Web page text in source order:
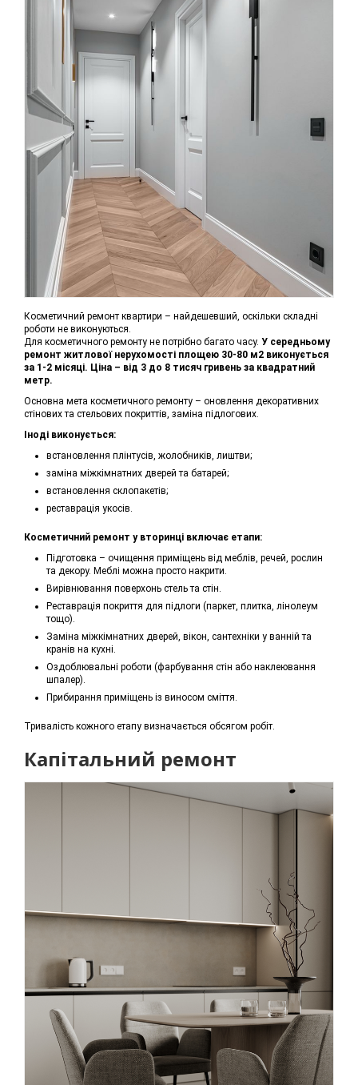
Косметичний ремонт квартири – найдешевший, оскільки складні
роботи не виконуються.
Для косметичного ремонту не потрібно багато часу. У середньому
ремонт житлової нерухомості площею 30-80 м2 виконується
за 1-2 місяці. Ціна – від 3 до 8 тисяч гривень за квадратний
метр.
Основна мета косметичного ремонту – оновлення декоративних
стінових та стельових покриттів, заміна підлогових.
Іноді виконується:
встановлення плінтусів, жолобників, лиштви;
заміна міжкімнатних дверей та батарей;
встановлення склопакетів;
реставрація укосів.
Косметичний ремонт у вторинці включає етапи:
Підготовка – очищення приміщень від меблів, речей, рослин
та декору. Меблі можна просто накрити.
Вирівнювання поверхонь стель та стін.
Реставрація покриття для підлоги (паркет, плитка, лінолеум
тощо).
Заміна міжкімнатних дверей, вікон, сантехніки у ванній та
кранів на кухні.
Оздоблювальні роботи (фарбування стін або наклеювання
шпалер).
Прибирання приміщень із виносом сміття.
Тривалість кожного етапу визначається обсягом робіт.
Капітальний ремонт